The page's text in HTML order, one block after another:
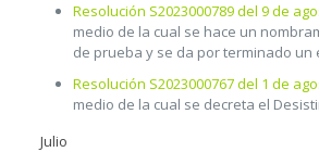
Resolución S2023000789 del 9 de
medio de la cual se hace un
de prueba y se da por terminado un
Resolución S2023000767 del 1 de
medio de la cual se decreta el
Julio